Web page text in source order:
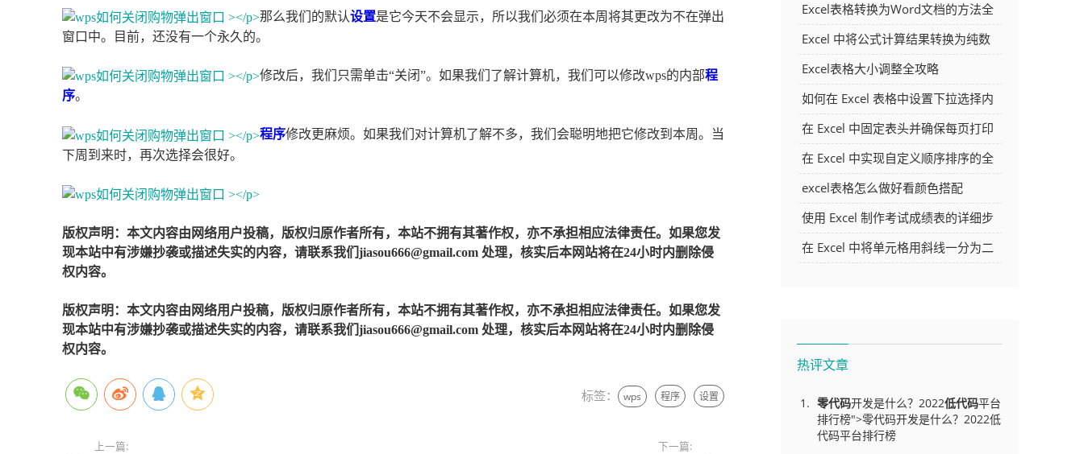
那么我们的默认设置是它今天不会显示，所以我们必须在本周将其更改为不在弹出
窗口中。目前，还没有一个永久的。
修改后，我们只需单击“关闭”。如果我们了解计算机，我们可以修改wps的内部程
序。
程序修改更麻烦。如果我们对计算机了解不多，我们会聪明地把它修改到本周。当
下周到来时，再次选择会很好。
版权声明：本文内容由网络用户投稿，版权归原作者所有，本站不拥有其著作权，亦不承担相应法律责任。如果您发
现本站中有涉嫌抄袭或描述失实的内容，请联系我们jiasou666@gmail.com 处理，核实后本网站将在24小时内删除侵
权内容。
版权声明：本文内容由网络用户投稿，版权归原作者所有，本站不拥有其著作权，亦不承担相应法律责任。如果您发
现本站中有涉嫌抄袭或描述失实的内容，请联系我们jiasou666@gmail.com 处理，核实后本网站将在24小时内删除侵
权内容。
标签： wps 程序 设置
上一篇: 下一篇:
Excel表格转换为Word文档的方法全
解析
Excel 中将公式计算结果转换为纯数
字的多种方法
Excel表格大小调整全攻略
如何在 Excel 表格中设置下拉选择内
容
在 Excel 中固定表头并确保每页打印
时都显示表头的方法详解
在 Excel 中实现自定义顺序排序的全
面指南
excel表格怎么做好看颜色搭配
使用 Excel 制作考试成绩表的详细步
骤及技巧
在 Excel 中将单元格用斜线一分为二
热评文章
零代码开发是什么？2022低代码平台
排行榜">零代码开发是什么？2022低
代码平台排行榜